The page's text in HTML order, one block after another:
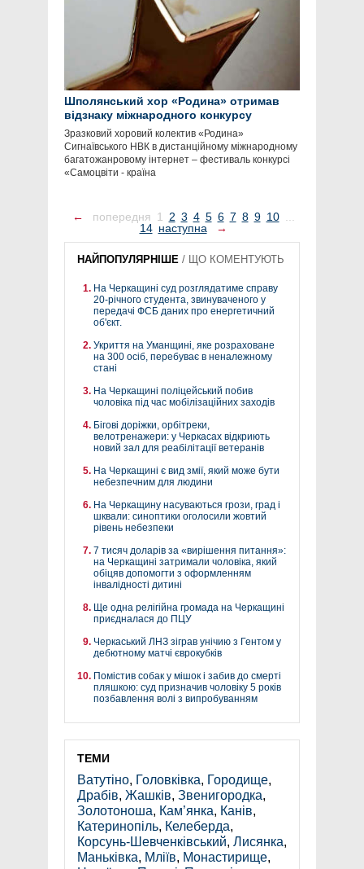
Шполянський хор «Родина» отримав
відзнаку міжнародного конкурсу
Зразковий хоровий колектив «Родина»
Сигнаївського НВК в дистанційному міжнародному
багатожанровому інтернет – фестиваль конкурсі
«Самоцвіти - країна
← попередня 1 2 3 4 5 6 7 8 9 10 ...
14 наступна →
НАЙПОПУЛЯРНІШЕ / ЩО КОМЕНТУЮТЬ
На Черкащині суд розглядатиме справу
20-річного студента, звинуваченого у
передачі ФСБ даних про енергетичний
об'єкт.
Укриття на Уманщині, яке розраховане
на 300 осіб, перебуває в неналежному
стані
На Черкащині поліцейський побив
чоловіка під час мобілізаційних заходів
Бігові доріжки, орбітреки,
велотренажери: у Черкасах відкриють
новий зал для реабілітації ветеранів
На Черкащині є вид змії, який може бути
небезпечним для людини
На Черкащину насуваються грози, град і
шквали: синоптики оголосили жовтий
рівень небезпеки
7 тисяч доларів за «вирішення питання»:
на Черкащині затримали чоловіка, який
обіцяв допомогти з оформленням
інвалідності дитині
Ще одна релігійна громада на Черкащині
приєдналася до ПЦУ
Черкаський ЛНЗ зіграв унічию з Гентом у
дебютному матчі єврокубків
Помістив собак у мішок і забив до смерті
пляшкою: суд призначив чоловіку 5 років
позбавлення волі з випробуванням
ТЕМИ
Ватутіно, Головківка, Городище,
Драбів, Жашків, Звенигородка,
Золотоноша, Кам’янка, Канів,
Катеринопіль, Келеберда,
Корсунь-Шевченківський, Лисянка,
Маньківка, Мліїв, Монастирище,